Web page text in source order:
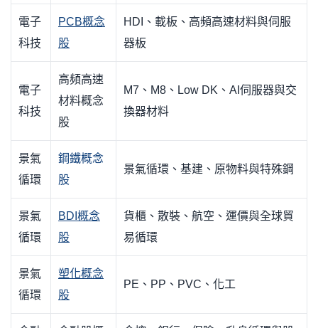
電子
科技
PCB概念
股
HDI、載板、高頻高速材料與伺服
器板
電子
科技
高頻高速
材料概念
股
M7、M8、Low DK、AI伺服器與交
換器材料
景氣
循環
鋼鐵概念
股
景氣循環、基建、原物料與特殊鋼
景氣
循環
BDI概念
股
貨櫃、散裝、航空、運價與全球貿
易循環
景氣
循環
塑化概念
股
PE、PP、PVC、化工